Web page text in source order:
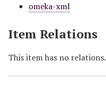
omeka-xml
Item Relations
This item has no relations.